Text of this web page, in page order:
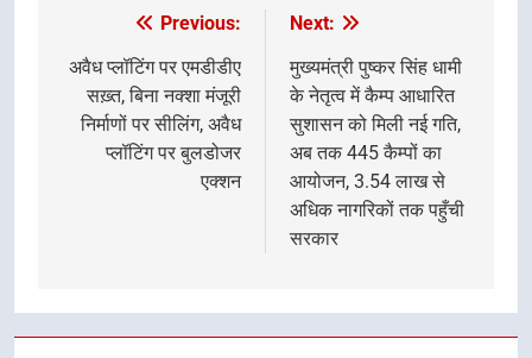
navigation
Previous:
अवैध प्लॉटिंग पर एमडीडीए
सख़्त, बिना नक्शा मंजूरी
निर्माणों पर सीलिंग, अवैध
प्लॉटिंग पर बुलडोजर
एक्शन
Next:
मुख्यमंत्री पुष्कर सिंह धामी
के नेतृत्व में कैम्प आधारित
सुशासन को मिली नई गति,
अब तक 445 कैम्पों का
आयोजन, 3.54 लाख से
अधिक नागरिकों तक पहुँची
सरकार